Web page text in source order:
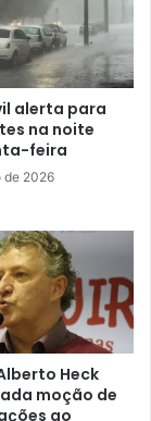
alerta para
na noite
feira
de 2026
Heck
moção de
ao